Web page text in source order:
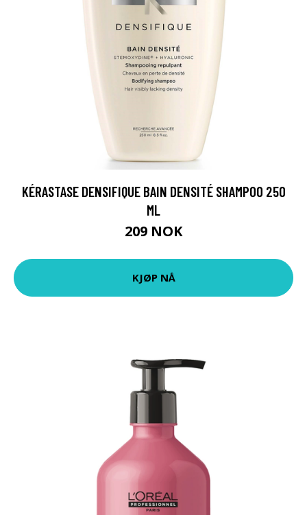
KÉRASTASE DENSIFIQUE BAIN DENSITÉ SHAMPOO 250
ML
209 NOK
KJØP NÅ